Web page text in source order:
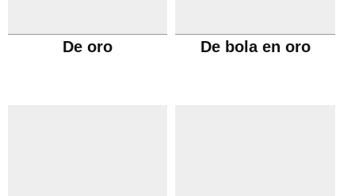
De oro De bola en oro